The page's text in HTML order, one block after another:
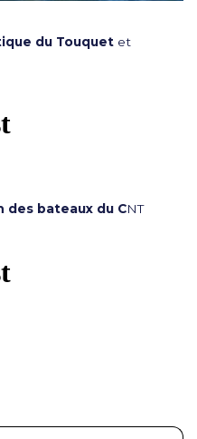
du Touquet et
bateaux du CNT